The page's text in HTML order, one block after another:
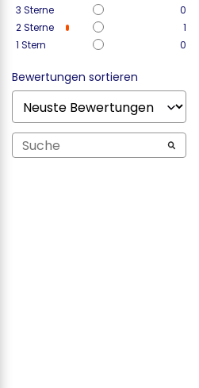
3 Sterne
0
2Sterne
1
1 Stern 0
Bewertungen sortieren